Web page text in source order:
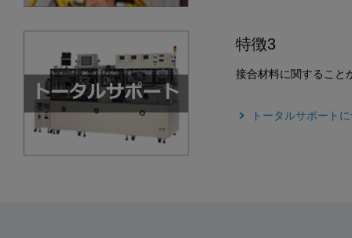
特徴3
接合材料に関すること
トータルサポート